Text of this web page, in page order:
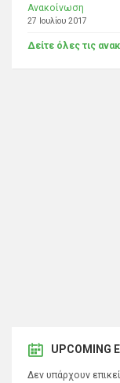
Ανακοίνωση
27 Ιουλίου 2017
Δείτε όλες τις
UPCOMING
Δεν υπάρχουν